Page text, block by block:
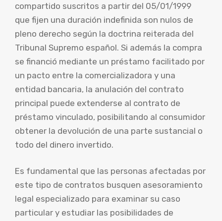
compartido suscritos a partir del 05/01/1999
que fijen una duración indefinida son nulos de
pleno derecho según la doctrina reiterada del
Tribunal Supremo español. Si además la compra
se financió mediante un préstamo facilitado por
un pacto entre la comercializadora y una
entidad bancaria, la anulación del contrato
principal puede extenderse al contrato de
préstamo vinculado, posibilitando al consumidor
obtener la devolución de una parte sustancial o
todo del dinero invertido.
Es fundamental que las personas afectadas por
este tipo de contratos busquen asesoramiento
legal especializado para examinar su caso
particular y estudiar las posibilidades de